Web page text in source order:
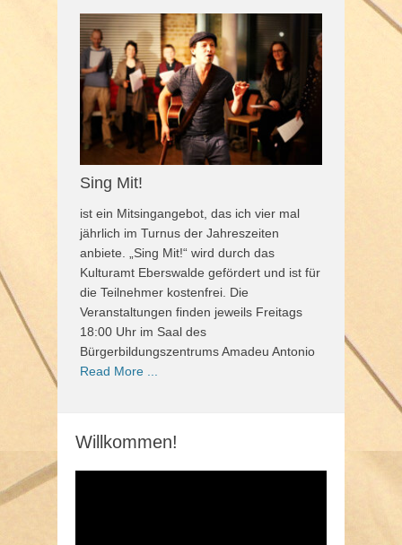
Sing Mit!
ist ein Mitsingangebot, das ich vier mal
jährlich im Turnus der Jahreszeiten
anbiete. „Sing Mit!“ wird durch das
Kulturamt Eberswalde gefördert und ist für
die Teilnehmer kostenfrei. Die
Veranstaltungen finden jeweils Freitags
18:00 Uhr im Saal des
Bürgerbildungszentrums Amadeu Antonio
Read More ...
Willkommen!